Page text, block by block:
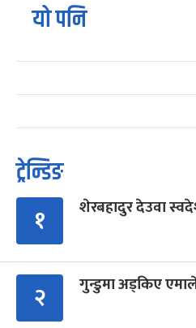
यो पनि
ट्रेन्डिङ
१ शेरबहादुर देउवा
२ गुन्डुमा अड्किए